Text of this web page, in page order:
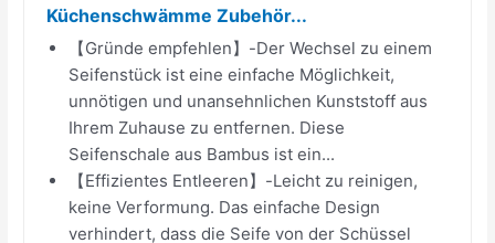
Küchenschwämme Zubehör...
【Gründe empfehlen】-Der Wechsel zu einem
Seifenstück ist eine einfache Möglichkeit,
unnötigen und unansehnlichen Kunststoff aus
Ihrem Zuhause zu entfernen. Diese
Seifenschale aus Bambus ist ein...
【Effizientes Entleeren】-Leicht zu reinigen,
keine Verformung. Das einfache Design
verhindert, dass die Seife von der Schüssel